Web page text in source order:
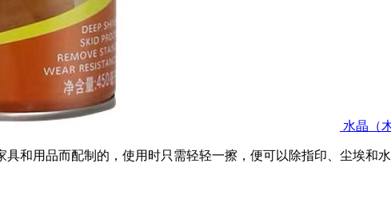
水晶（
和用品而配制的，使用时只需轻轻一擦，便可以除指印、尘埃和